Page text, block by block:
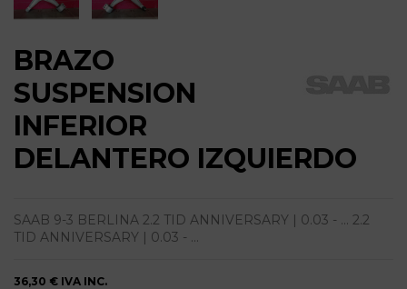
BRAZO
SUSPENSION
INFERIOR
DELANTERO IZQUIERDO
SAAB 9-3 BERLINA 2.2 TID ANNIVERSARY | 0.03 - ... 2.2
TID ANNIVERSARY | 0.03 - ...
36,30 € IVA INC.